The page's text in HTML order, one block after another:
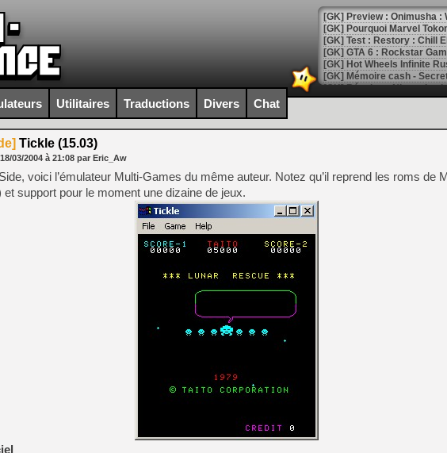
[GK] Pourquoi Marvel
[GK] Test : Restory : Chill
[GK] GTA 6 : Rockstar
[GK] Hot Wheels Infinite
[GK] Mémoire cash -
[GK] Résultats Nintendo :
[GK] Déjà des
[Mo5] Brickboy cherche à
[GK] Minecraft et ses «
[GK] Beast of
[GK] Ubisoft : fin de partie
[GK] Mémoire cash -
[GK] Dan Houser (GTA)
[GK] Comment EA Sports
[GK] Crimson Moon : un
[GK] Isle of Reveries : le
[GK] Moonlighter 2 : The
[GK] Capcom relance
[Mo5] Deux inédits du
[GK] Le beat'em up The
[GK] Endless Legend 2 :
[LS] [PS5] Le WebKit
[GK] Oubliez Crazy Taxi,
Utilitaires Traductions Divers Chat
Tickle (15.03)
18/03/2004 à 21:08 par Eric_Aw
voici l’émulateur Multi-Games du même auteur. Notez qu’il reprend les roms de
support pour le moment une dizaine de jeux.